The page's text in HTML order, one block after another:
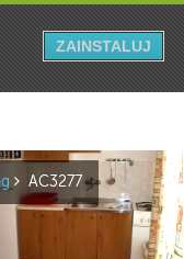
AC3277
ZAINSTALUJ